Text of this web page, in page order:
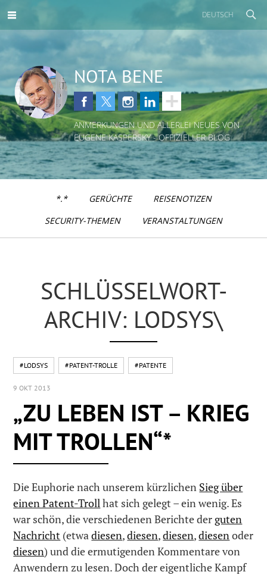
DEUTSCH
NOTA BENE
ANMERKUNGEN UND ALLERLEI NEUES VON
EUGENE KASPERSKY - OFFIZIELLER BLOG
*.* GERÜCHTE
REISENOTIZEN
SECURITY-THEMEN
VERANSTALTUNGEN
SCHLÜSSELWORT-
ARCHIV: LODSYS\
#LODSYS #PATENT-TROLLE #PATENTE
9 OKT 2013
„ZU LEBEN IST – KRIEG
MIT TROLLEN“*
Die Euphorie nach unserem kürzlichen Sieg über
einen Patent-Trollhat sich gelegt – ein wenig. Es
war schön, die verschiedenen Berichte der guten
Nachricht (etwadiesen,diesen,diesen,diesenoder
diesen) und die ermutigenden Kommentare von
Anwendern zu lesen. Doch der eigentliche Kampf